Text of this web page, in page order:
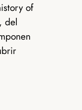
of
del